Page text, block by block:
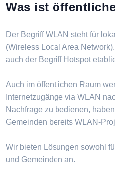
Was ist
Der Begriff WLAN steht für
(Wireless Local Area
auch der Begriff Hotspot
Auch im öffentlichen Raum
Internetzugänge via WLAN
Nachfrage zu bedienen,
Gemeinden bereits WLAN-
Wir bieten Lösungen sowohl
und Gemeinden an.